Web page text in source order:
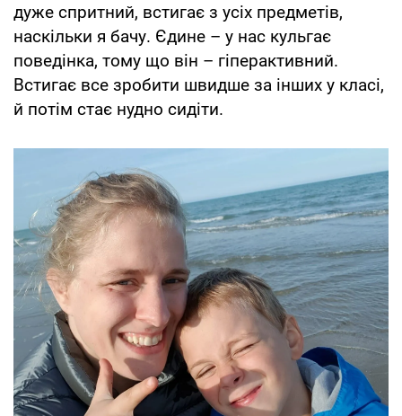
дуже спритний, встигає з усіх предметів,
наскільки я бачу. Єдине – у нас кульгає
поведінка, тому що він – гіперактивний.
Встигає все зробити швидше за інших у класі,
й потім стає нудно сидіти.